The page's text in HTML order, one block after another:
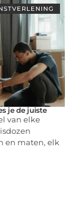
je de juiste
van elke
en maten, elk